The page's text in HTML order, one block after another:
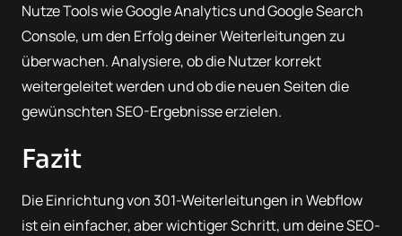
Nutze Tools wie Google Analytics und Google Search
Console, um den Erfolg deiner Weiterleitungen zu
überwachen. Analysiere, ob die Nutzer korrekt
weitergeleitet werden und ob die neuen Seiten die
gewünschten SEO-Ergebnisse erzielen.
Fazit
Die Einrichtung von 301-Weiterleitungen in Webflow
ist ein einfacher, aber wichtiger Schritt, um deine SEO-